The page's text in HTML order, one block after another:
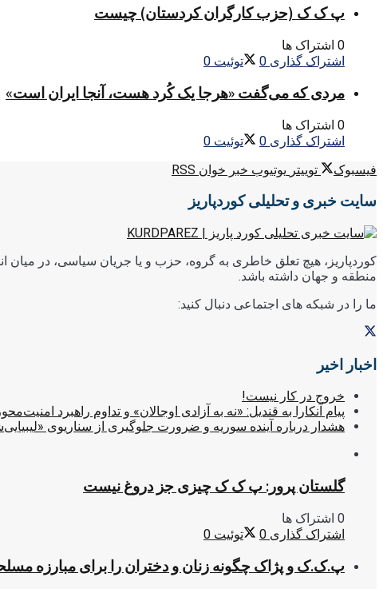
پ ک ک (حزب کارگران کردستان) چیست
0 اشتراک ها
اشتراک گذاری 0 توئیت 0
مردی که می‌گفت «هرجا یک کُرد هست، آنجا ایران است»
0 اشتراک ها
اشتراک گذاری 0 توئیت 0
فیسبوک
توییتر یوتیوب خبر خوان RSS
سایت خبری و تحلیلی کوردپاریز
کوردپاریز، هیچ تعلق خاطری به گروه، حزب و یا جریان سیاسی، در میان
منطقه و جهان داشته باشد.
ما را در شبکه های اجتماعی دنبال کنید:
اخبار اخیر
خروج در کار نیست!
پیام آنکارا به قندیل: «نه به آزادی اوجالان» و تداوم راهبرد امنیت‌محور
هشدار درباره آینده سوریه و ضرورت جلوگیری از سناریوی
گلستان پرور: پ ک ک چیزی جز دروغ نیست
0 اشتراک ها
اشتراک گذاری 0 توئیت 0
پ.ک.ک و پژاک چگونه زنان و دختران را برای مبارزه